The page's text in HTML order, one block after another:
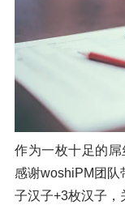
作为一枚十足的屌
感谢woshiPM团队
子汉子+3枚汉子